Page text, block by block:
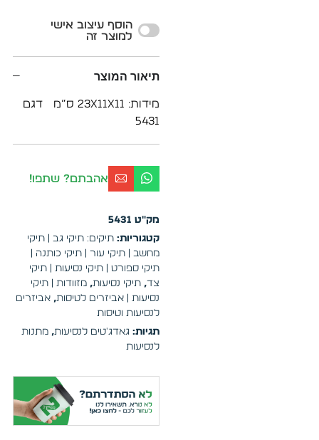
הוסף עיצוב אישי
למוצר זה
תיאור המוצר
מידות: 23x11x11 ס”מ דגם
5431
אהבתם? שתפו!
מק"ט 5431
קטגוריות: תיקים: תיקי גב | תיקי
מחשב | תיקי עור | תיקי כותנה |
תיקי ספורט | תיקי נסיעות | תיקי
צד, תיקי נסיעות, מזוודות | תיקי
נסיעות | אביזרים לטיסות, אביזרים
לנסיעות וטיסות
תגיות: גאדג'טים לנסיעות, מתנות
לנסיעות